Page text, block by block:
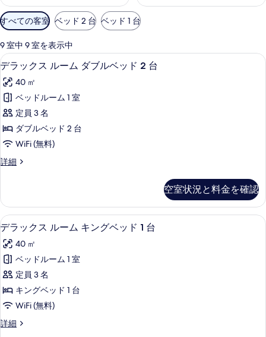
利
用
可
能
な
客
室
の
り
込
み
すべての客室 ベッド 2 台 ベッド 1 台
9 室中 9 室を表示中
デ
ラ
ッ
ク
ス
ル
ー
ム
ブ
ル
ベ
ッ
ド
2
台
の
す
ミニバー、セーフティボックス (室
8
デラックス ルーム ダブルベッド 2 台
40 ㎡
ベッドルーム 1 室
定員 3 名
ダブルベッド 2 台
WiFi (無料)
詳細
デ
ス
ル
ー
ダ
ブ
ベ
ッ
ド
台
空室状況と料金を確認
デ
ラ
ッ
ク
ス
ル
ー
ム
ミニバー、セーフティボックス (室
9
デラックス ルーム キングベッド 1 台
40 ㎡
ベッドルーム 1 室
定員 3 名
キングベッド 1 台
WiFi (無料)
詳細
デ